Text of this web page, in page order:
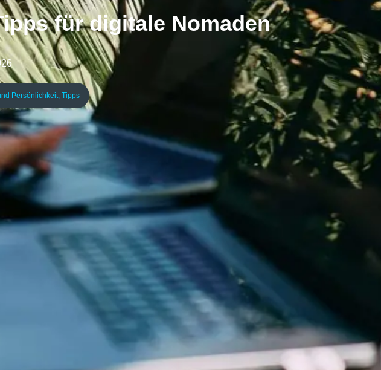
für digitale Nomaden
Persönlichkeit, Tipps